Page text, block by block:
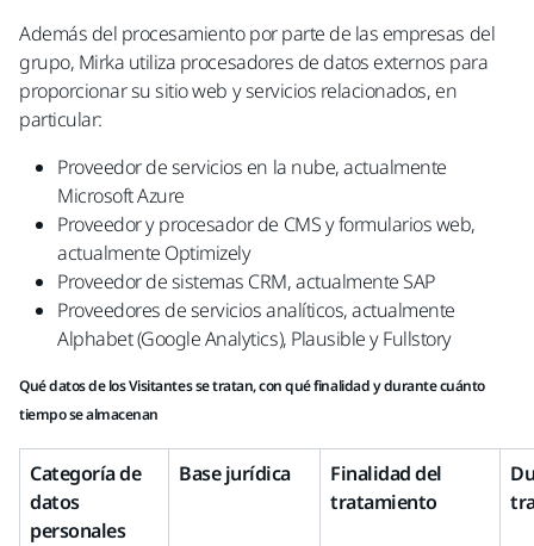
Además del procesamiento por parte de las empresas del
grupo, Mirka utiliza procesadores de datos externos para
proporcionar su sitio web y servicios relacionados, en
particular:
Proveedor de servicios en la nube, actualmente
Microsoft Azure
Proveedor y procesador de CMS y formularios web,
actualmente Optimizely
Proveedor de sistemas CRM, actualmente SAP
Proveedores de servicios analíticos, actualmente
Alphabet (Google Analytics), Plausible y Fullstory
Qué datos de los Visitantes se tratan, con qué finalidad y durante cuánto
tiempo se almacenan
Categoría de
datos
personales
Base jurídica
Finalidad del
tratamiento